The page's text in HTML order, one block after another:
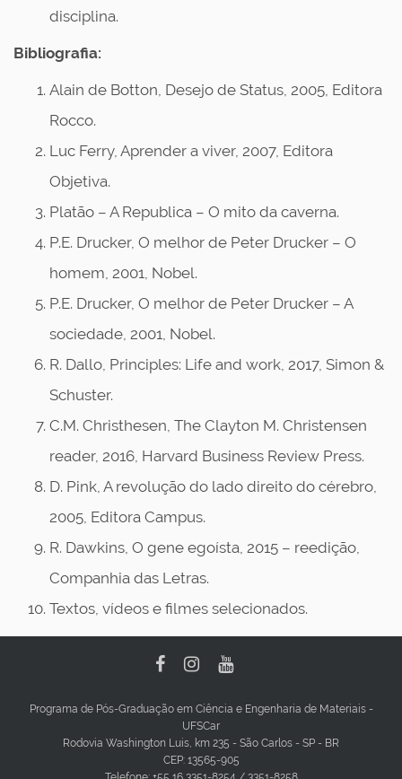
disciplina.
Bibliografia:
Alain de Botton, Desejo de Status, 2005, Editora
Rocco.
Luc Ferry, Aprender a viver, 2007, Editora
Objetiva.
Platão – A Republica – O mito da caverna.
P.E. Drucker, O melhor de Peter Drucker – O
homem, 2001, Nobel.
P.E. Drucker, O melhor de Peter Drucker – A
sociedade, 2001, Nobel.
R. Dallo, Principles: Life and work, 2017, Simon &
Schuster.
C.M. Christhesen, The Clayton M. Christensen
reader, 2016, Harvard Business Review Press.
D. Pink, A revolução do lado direito do cérebro,
2005, Editora Campus.
R. Dawkins, O gene egoísta, 2015 – reedição,
Companhia das Letras.
Textos, vídeos e filmes selecionados.
Programa de Pós-Graduação em Ciência e Engenharia de Materiais -
UFSCar
Rodovia Washington Luis, km 235 - São Carlos - SP - BR
CEP: 13565-905